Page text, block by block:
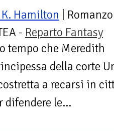
Hamilton | Romanzo
- Reparto Fantasy
tempo che Meredith
della corte
a recarsi in
difendere le...